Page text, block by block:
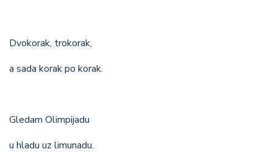
Dvokorak, trokorak,
a sada korak po korak.
Gledam Olimpijadu
u hladu uz limunadu.